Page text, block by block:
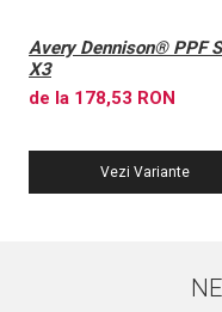
Avery Dennison® PPF
X3
de la 178,53 RON
Vezi Variante